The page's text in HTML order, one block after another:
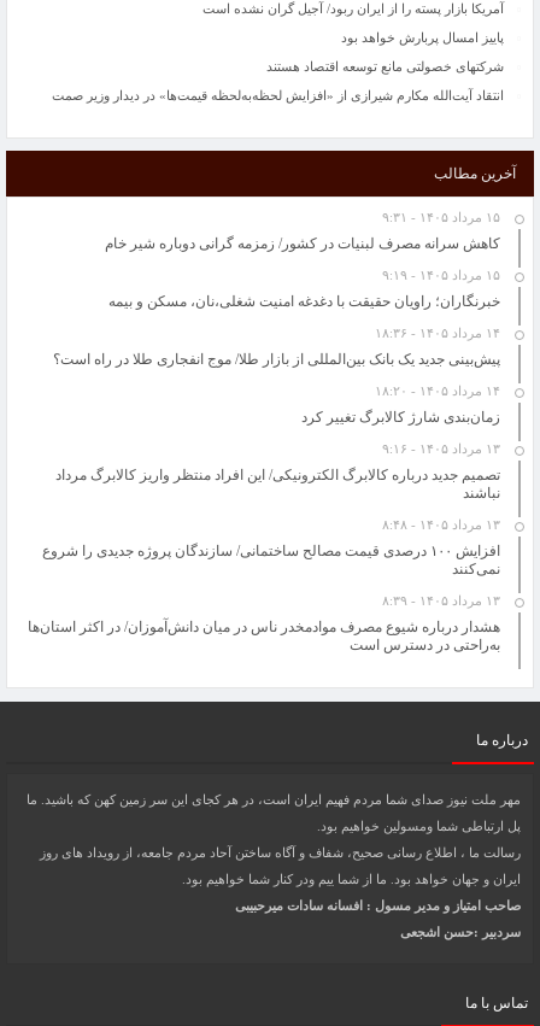
آمریکا بازار پسته را از ایران ربود/ آجیل گران نشده است
پاییز امسال پربارش خواهد بود
شرکتهای خصولتی مانع توسعه اقتصاد هستند
انتقاد آیت‌الله مکارم شیرازی از «افزایش لحظه‌به‌لحظه قیمت‌ها» در دیدار وزیر صمت
قراردادهایی به ارزش ۵۰۰ میلیون دلار با دانش‌بنیان‌ها امضا می‌شود
جغرافیای فقر؛ از اسلامشهر تا تهران/ روایت دردناک «پریچهر»: حاضرم گرسنه بمانم اما
خواص اسانس های گیاهی در نابودی باکتری ها را بشناسید
“گرانی شیشه شربت “از علل کاهش تولید آنتی‌بیوتیک کودکان/ فروش سرم در بازار آزاد
آمریکا بازار پسته را از ایران ربود/ آجیل گران نشده است
پاییز امسال پربارش خواهد بود
شرکتهای خصولتی مانع توسعه اقتصاد هستند
انتقاد آیت‌الله مکارم شیرازی از «افزایش لحظه‌به‌لحظه قیمت‌ها» در دیدار وزیر صمت
آخرین مطالب
۱۵ مرداد ۱۴۰۵ - ۹:۳۱
کاهش سرانه مصرف لبنیات در کشور/ زمزمه گرانی دوباره شیر خام
۱۵ مرداد ۱۴۰۵ - ۹:۱۹
خبرنگاران؛ راویان حقیقت با دغدغه امنیت شغلی،نان، مسکن و بیمه
۱۴ مرداد ۱۴۰۵ - ۱۸:۳۶
پیش‌بینی جدید یک بانک بین‌المللی از بازار طلا/ موج انفجاری طلا در راه است؟
۱۴ مرداد ۱۴۰۵ - ۱۸:۲۰
زمان‌بندی شارژ کالابرگ تغییر کرد
۱۳ مرداد ۱۴۰۵ - ۹:۱۶
تصمیم جدید درباره کالابرگ الکترونیکی/ این افراد منتظر واریز کالابرگ مرداد
نباشند
۱۳ مرداد ۱۴۰۵ - ۸:۴۸
افزایش ١٠٠ درصدی قیمت مصالح ساختمانی/ سازندگان پروژه جدیدی را شروع
نمی‌کنند
۱۳ مرداد ۱۴۰۵ - ۸:۳۹
هشدار درباره شیوع مصرف موادمخدر ناس در میان دانش‌آموزان/ در اکثر استان‌ها
به‌راحتی در دسترس است
درباره ما
مهر ملت نیوز صدای شما مردم فهیم ایران است، در هر کجای این سر زمین کهن که باشید. ما
پل ارتباطی شما ومسولین خواهیم بود.
رسالت ما ، اطلاع رسانی صحیح، شفاف و آگاه ساختن آحاد مردم جامعه، از رویداد های روز
ایران و جهان خواهد بود. ما از شما ییم ودر کنار شما خواهیم بود.
صاحب امتیاز و مدیر مسول : افسانه سادات میرحبیبی
سردبیر :حسن اشجعی
تماس با ما